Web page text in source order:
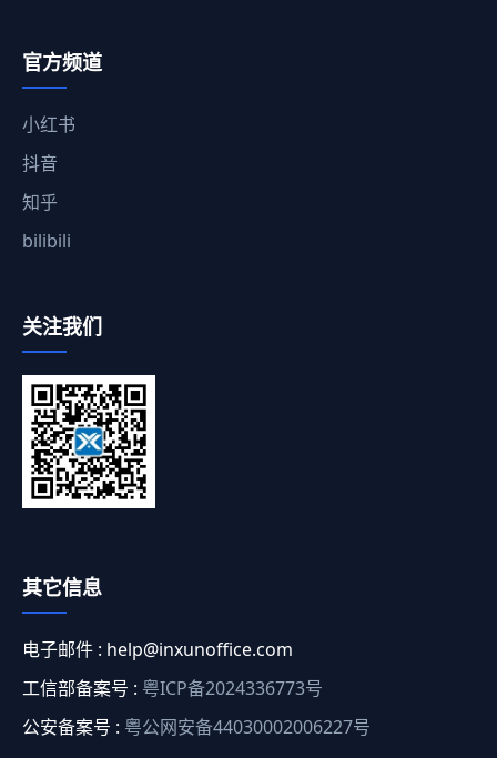
官方频道
小红书
抖音
知乎
bilibili
关注我们
其它信息
电子邮件 : help@inxunoffice.com
工信部备案号 : 粤ICP备2024336773号
公安备案号 : 粤公网安备44030002006227号